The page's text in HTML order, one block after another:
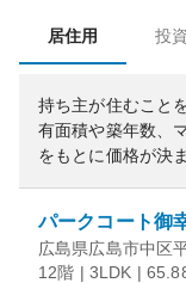
居住用 投
持ち主が住むこと
有面積や築年数、
をもとに価格が決
パークコート御
広島県広島市中区
12階 | 3LDK |